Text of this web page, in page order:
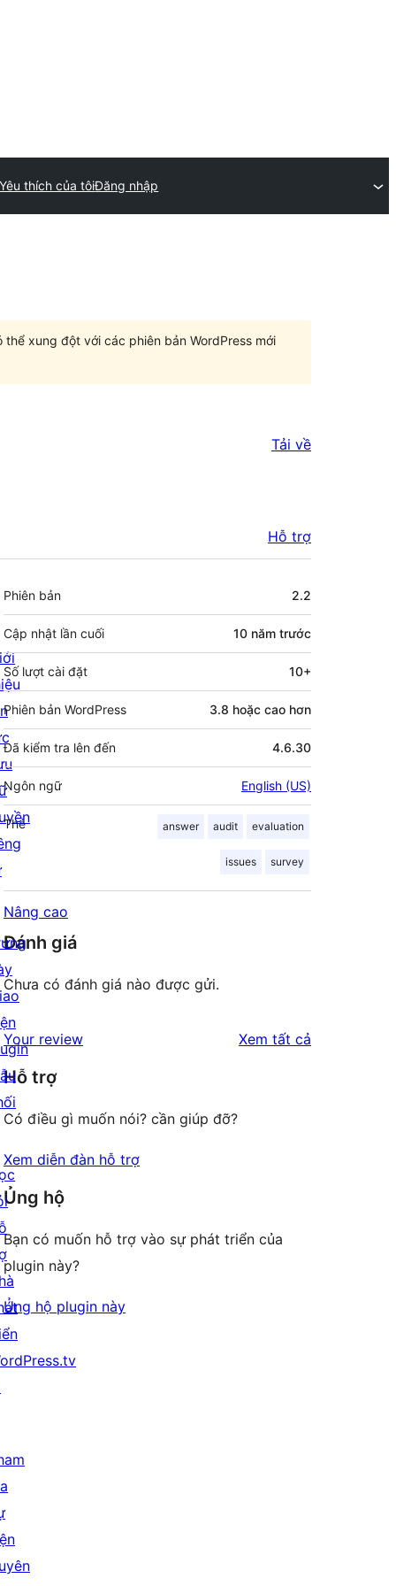
Yêu thích của tôiĐăng nhập
xung đột với các phiên bản WordPress mới
Tải về
Hỗ trợ
Meta
Phiên bản 2.2
Cập nhật lần cuối 10 năm trước
Số lượt cài đặt 10+
Phiên bản WordPress 3.8 hoặc cao hơn
Đã kiểm tra lên đến 4.6.30
Ngôn ngữ English (US)
Thẻ answer audit evaluation
issues survey
Nâng cao
Đánh giá
Chưa có đánh giá nào được gửi.
Your review Xem tất cả
Hỗ trợ
Có điều gì muốn nói? cần giúp đỡ?
Xem diễn đàn hỗ trợ
Ủng hộ
Bạn có muốn hỗ trợ vào sự phát triển của
plugin này?
Ủng hộ plugin này